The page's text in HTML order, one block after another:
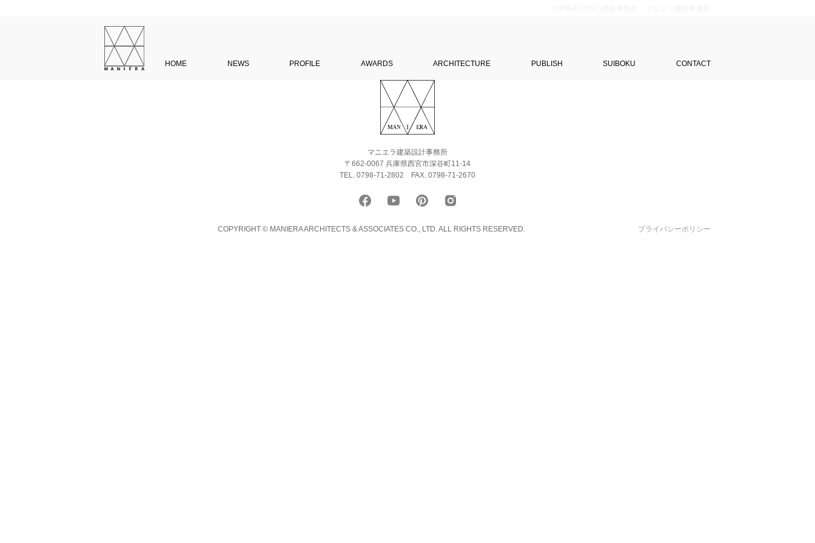
HOME NEWS PROFILE AWARDS ARCHITECTURE PUBLISH SUIBOKU CONTACT
マニエラ建築設計事務所
〒662-0067 兵庫県西宮市深谷町11-14
TEL. 0798-71-2802 FAX. 0798-71-2670
COPYRIGHT © MANIERA ARCHITECTS & ASSOCIATES CO., LTD. ALL RIGHTS RESERVED. プライバシーポリシー